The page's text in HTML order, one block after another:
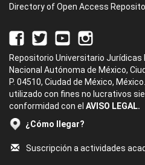
Directory of Open Access
Repositorio Universitario Jurídicas
Nacional Autónoma de México,
P. 04510, Ciudad de México,
utilizado con fines no lucrativos
conformidad con el AVISO LEGAL.
¿Cómo llegar?
Suscripción a actividades